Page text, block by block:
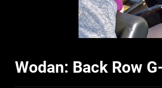
Wodan: Back Row